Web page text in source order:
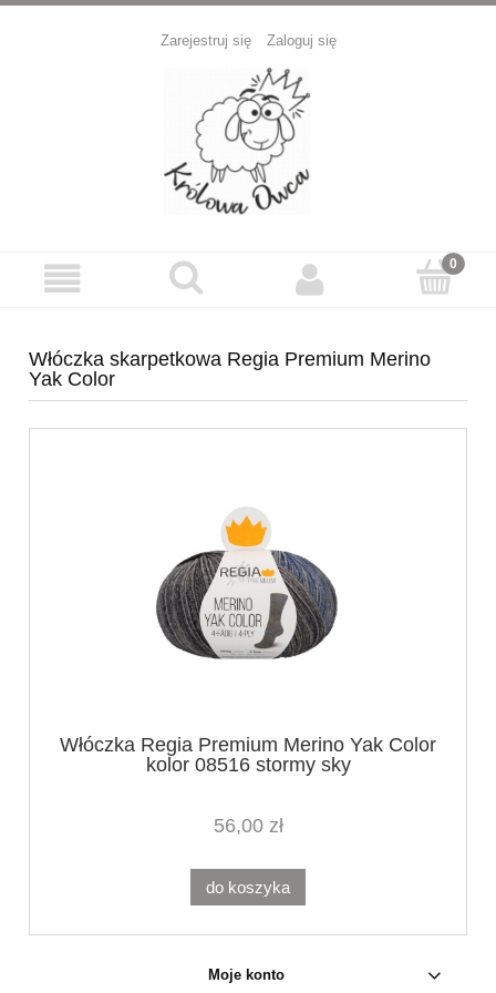
Zarejestruj się Zaloguj się
Włóczka skarpetkowa Regia Premium Merino
Yak Color
Włóczka Regia Premium Merino Yak Color
kolor 08516 stormy sky
56,00 zł
do koszyka
Moje konto